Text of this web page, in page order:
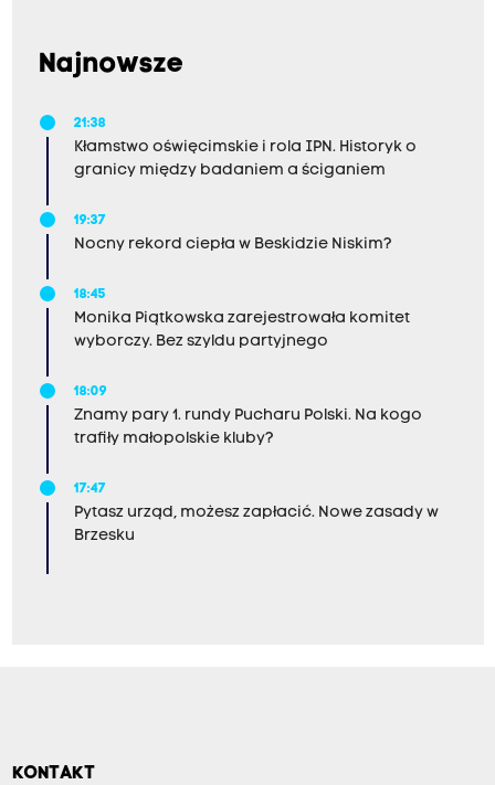
Najnowsze
21:38
Kłamstwo oświęcimskie i rola IPN. Historyk o
granicy między badaniem a ściganiem
19:37
Nocny rekord ciepła w Beskidzie Niskim?
18:45
Monika Piątkowska zarejestrowała komitet
wyborczy. Bez szyldu partyjnego
18:09
Znamy pary 1. rundy Pucharu Polski. Na kogo
trafiły małopolskie kluby?
17:47
Pytasz urząd, możesz zapłacić. Nowe zasady w
Brzesku
KONTAKT